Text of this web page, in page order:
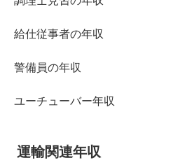
給仕従事者の年収
警備員の年収
ユーチューバー年収
運輸関連年収